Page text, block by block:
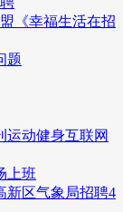
《幸福生活在招
题
运动健身互联网
上班
新区气象局招聘4